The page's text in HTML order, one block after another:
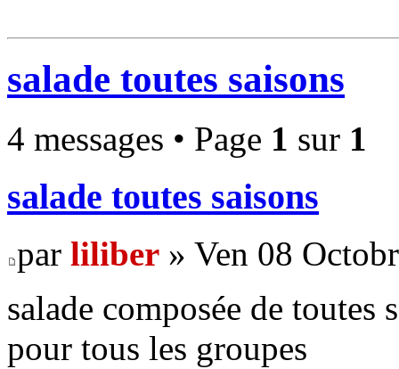
salade toutes saisons
4 messages • Page 1 sur 1
salade toutes saisons
par liliber » Ven 08
salade composée de toutes
pour tous les groupes